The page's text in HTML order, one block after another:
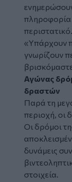
πληροφορία
περιστατικό.
«Υπάρχουν
γνωρίζουν
Αγώνας
δραστών
Παρά τη
περιοχή, οι
Οι δρόμοι
δυνάμεις
στοιχεία.